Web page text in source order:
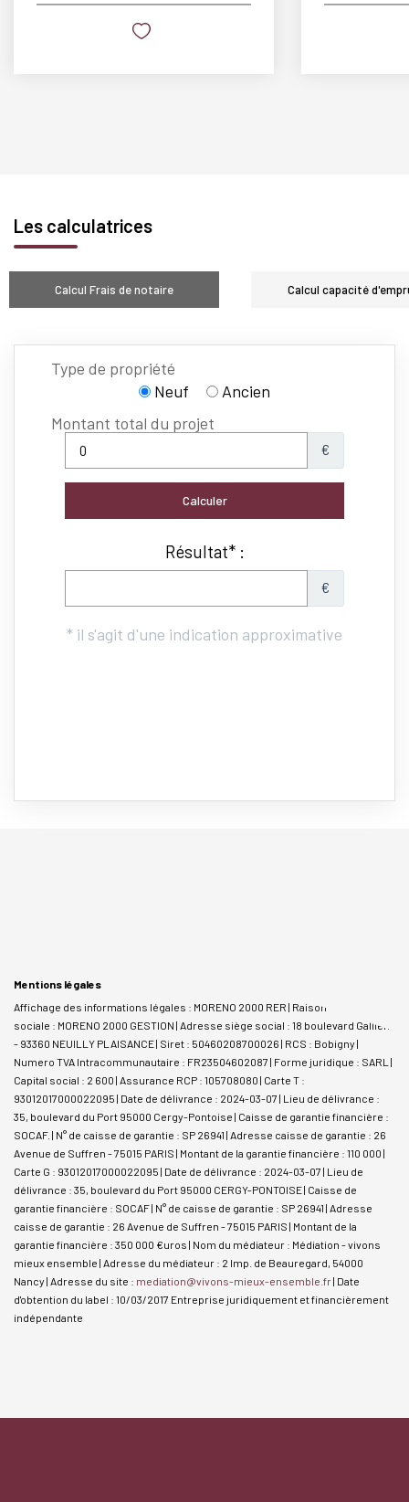
Les calculatrices
Calcul Frais de notaire Calcul capacité
Mentions légales
Affichage des informations légales : MORENO 2000 RER | Raison
sociale : MORENO 2000 GESTION | Adresse siège social : 18 boulevard Gallieni
- 93360 NEUILLY PLAISANCE | Siret : 50460208700026 | RCS : Bobigny |
Numero TVA Intracommunautaire : FR23504602087 | Forme juridique : SARL |
Capital social : 2 600 | Assurance RCP : 105708080 | Carte T :
93012017000022095 | Date de délivrance : 2024-03-07 | Lieu de délivrance :
35, boulevard du Port 95000 Cergy-Pontoise | Caisse de garantie financière :
SOCAF. | N° de caisse de garantie : SP 26941 | Adresse caisse de garantie : 26
Avenue de Suffren - 75015 PARIS | Montant de la garantie financière : 110 000 |
Carte G : 93012017000022095 | Date de délivrance : 2024-03-07 | Lieu de
délivrance : 35, boulevard du Port 95000 CERGY-PONTOISE | Caisse de
garantie financière : SOCAF | N° de caisse de garantie : SP 26941 | Adresse
caisse de garantie : 26 Avenue de Suffren - 75015 PARIS | Montant de la
garantie financière : 350 000 €uros | Nom du médiateur : Médiation - vivons
mieux ensemble | Adresse du médiateur : 2 Imp. de Beauregard, 54000
Nancy | Adresse du site : mediation@vivons-mieux-ensemble.fr| Date
d'obtention du label : 10/03/2017 Entreprise juridiquement et financièrement
indépendante